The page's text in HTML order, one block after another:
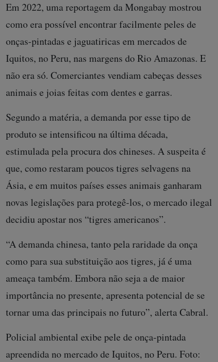
Em 2022, uma reportagem da Mongabay mostrou
como era possível encontrar facilmente peles de
onças-pintadas e jaguatiricas em mercados de
Iquitos, no Peru, nas margens do Rio Amazonas. E
não era só. Comerciantes vendiam cabeças desses
animais e joias feitas com dentes e garras.
Segundo a matéria, a demanda por esse tipo de
produto se intensificou na última década,
estimulada pela procura dos chineses. A suspeita é
que, como restaram poucos tigres selvagens na
Ásia, e em muitos países esses animais ganharam
novas legislações para protegê-los, o mercado ilegal
decidiu apostar nos “tigres americanos”.
“A demanda chinesa, tanto pela raridade da onça
como para sua substituição aos tigres, já é uma
ameaça também. Embora não seja a de maior
importância no presente, apresenta potencial de se
tornar uma das principais no futuro”, alerta Cabral.
Policial ambiental exibe pele de onça-pintada
apreendida no mercado de Iquitos, no Peru. Foto: